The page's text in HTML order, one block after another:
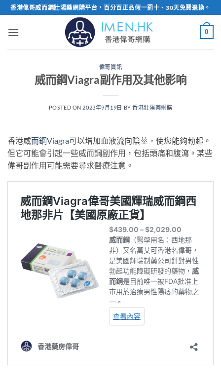
Skip
to
content
香港偉哥威而鋼壯陽藥網購平台，百分百正品假一罰十、30天免費退換。
0
偉哥資訊
威而鋼Viagra副作用及其他影响
POSTED ON 2023年9月19日 BY香港壯陽藥網購
香港威而鋼Viagra可以增加血液流向陰莖，使您能夠勃起。
但它可能會引起一些威而鋼副作用，包括頭痛和腹瀉。某些
偉哥副作用可能需要尋求醫療注意。